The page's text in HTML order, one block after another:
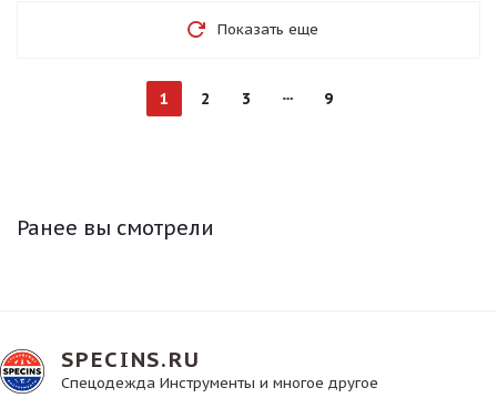
Показать еще
1 2 3 9
Ранее вы смотрели
SPECINS.RU
Спецодежда Инструменты и многое другое